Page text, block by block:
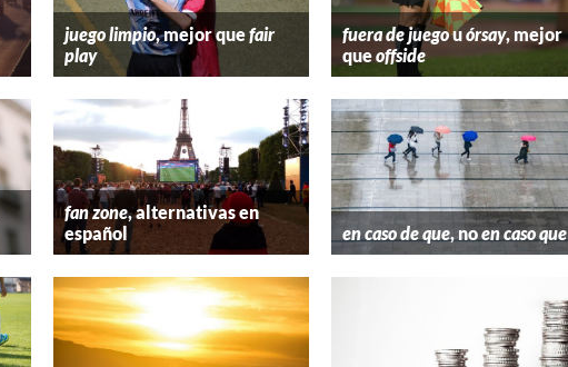
juego limpio, mejor quefair
play
fuera de juegouórsay, mejor
queoffside
fan zone, alternativas en
español
en caso de que, noen caso que